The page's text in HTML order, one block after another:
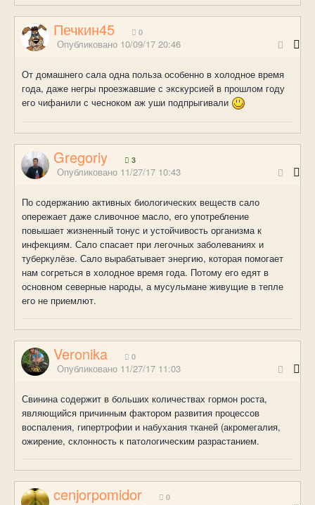
Печкин45 0
Опубликовано 10/09/17 20:46
От домашнего сала одна польза особенно в холодное время
года, даже негры проезжавшие с экскурсией в прошлом году
его чифанили с чесноком аж уши подпрыгивали
Gregoriy 3
Опубликовано 11/27/17 10:43
По содержанию активных биологических веществ сало
опережает даже сливочное масло, его употребление
повышает жизненный тонус и устойчивость организма к
инфекциям. Сало спасает при легочных заболеваниях и
туберкулёзе. Сало вырабатывает энергию, которая помогает
нам согреться в холодное время года. Потому его едят в
основном северные народы, а мусульмане живущие в тепле
его не приемлют.
Veronika 0
Опубликовано 11/27/17 11:03
Свинина содержит в больших количествах гормон роста,
являющийся причинным фактором развития процессов
воспаления, гипертрофии и набухания тканей (акромегалия,
ожирение, склонность к патологическим разрастанием.
cenjorpomidor 0